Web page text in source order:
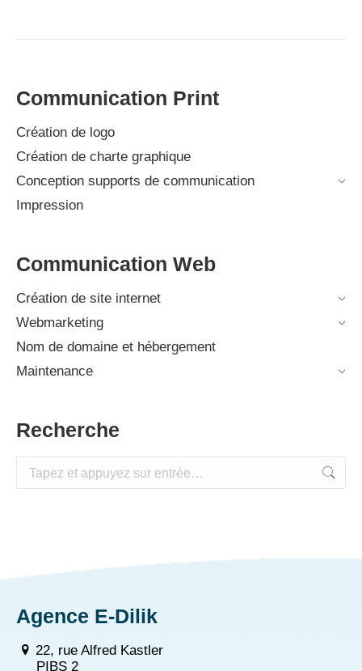
Communication Print
Création de logo
Création de charte graphique
Conception supports de communication
Impression
Communication Web
Création de site internet
Webmarketing
Nom de domaine et hébergement
Maintenance
Recherche
Recherche
Agence E-Dilik
22, rue Alfred Kastler
PIBS 2